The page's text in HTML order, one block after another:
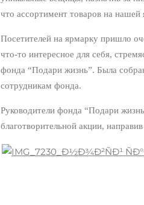
что ассортимент товаров на
Посетителей на ярмарку пришло
что-то интересное для себя,
фонда “Подари жизнь”. Была
сотрудникам фонда.
Руководители фонда “Подари
благотворительной акции,